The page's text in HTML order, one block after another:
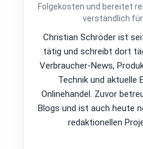
Folgekosten und bereitet
verständlich für
Christian Schröder ist
tätig und schreibt dort
Verbraucher-News,
Technik und aktuelle
Onlinehandel. Zuvor
Blogs und ist auch heute
redaktionellen